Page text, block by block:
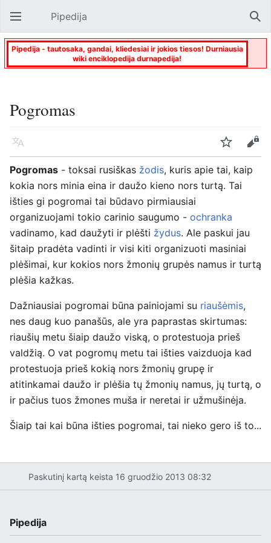
Atverti pagrindinį meniu Pipedija
Pipedija - tautosaka, gandai, kliedesiai ir jokios tiesos! Durniausia
wiki enciklopedija durnapedija!
Pogromas
Kalba Stebėti
Keisti
Pogromas - toksai rusiškas žodis, kuris apie tai, kaip
kokia nors minia eina ir daužo kieno nors turtą. Tai
išties gi pogromai tai būdavo pirmiausiai
organizuojami tokio carinio saugumo - ochranka
vadinamo, kad daužyti ir plėšti žydus. Ale paskui jau
šitaip pradėta vadinti ir visi kiti organizuoti masiniai
plėšimai, kur kokios nors žmonių grupės namus ir turtą
plėšia kažkas.
Dažniausiai pogromai būna painiojami su riaušėmis,
nes daug kuo panašūs, ale yra paprastas skirtumas:
riaušių metu šiaip daužo viską, o protestuoja prieš
valdžią. O vat pogromų metu tai išties vaizduoja kad
protestuoja prieš kokią nors žmonių grupę ir
atitinkamai daužo ir plėšia tų žmonių namus, jų turtą, o
ir pačius tuos žmones muša ir neretai ir užmušinėja.
Šiaip tai kai būna išties pogromai, tai nieko gero iš to...
Paskutinį kartą keista 16 gruodžio 2013 08:32
Pipedija